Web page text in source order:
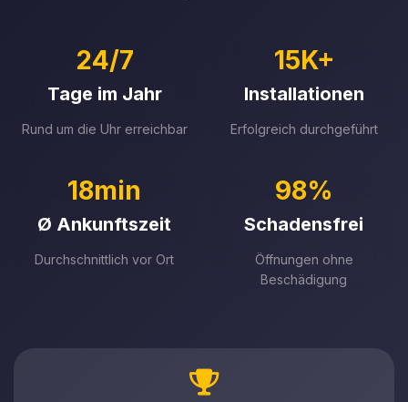
24/7
Tage im Jahr
Rund um die Uhr erreichbar
15K+
Installationen
Erfolgreich durchgeführt
18min
Ø Ankunftszeit
Durchschnittlich vor Ort
98%
Schadensfrei
Öffnungen ohne
Beschädigung